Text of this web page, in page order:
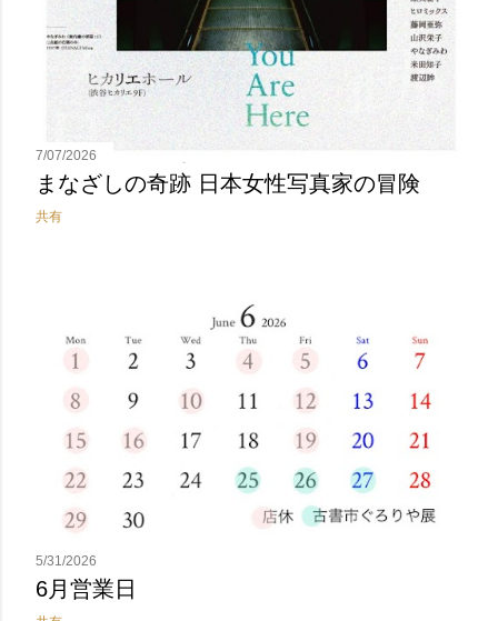
7/07/2026
まなざしの奇跡 日本女性写真家の冒険
共有
5/31/2026
6月営業日